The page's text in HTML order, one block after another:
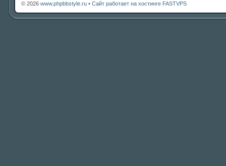
© 2026 www.phpbbstyle.ru • Сайт работает на хостинге FASTVPS